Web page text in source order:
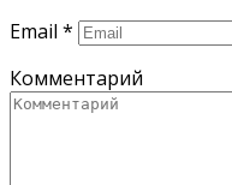
Email *
Комментарий